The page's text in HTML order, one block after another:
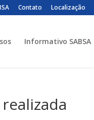
Contato Localização
Informativo SABSA